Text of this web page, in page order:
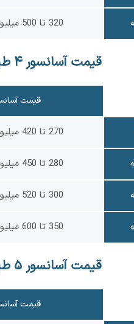
320 تا 500 میلیون تومان
قیمت آسانسور ۴ طبقه (۴ توقف)
قیمت
270 تا 420 میلیون تومان
280 تا 450 میلیون تومان
300 تا 520 میلیون تومان
350 تا 600 میلیون تومان
قیمت آسانسور ۵ طبقه (۵ توقف)
قیمت